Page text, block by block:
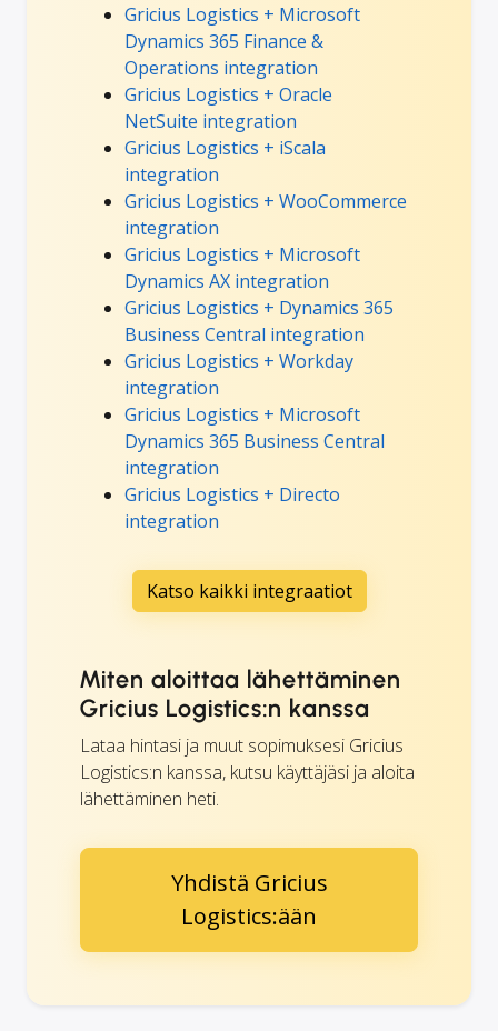
Gricius Logistics + Microsoft
Dynamics 365 Finance &
Operations integration
Gricius Logistics + Oracle
NetSuite integration
Gricius Logistics + iScala
integration
Gricius Logistics + WooCommerce
integration
Gricius Logistics + Microsoft
Dynamics AX integration
Gricius Logistics + Dynamics 365
Business Central integration
Gricius Logistics + Workday
integration
Gricius Logistics + Microsoft
Dynamics 365 Business Central
integration
Gricius Logistics + Directo
integration
Katso kaikki integraatiot
Miten aloittaa lähettäminen
Gricius Logistics:n kanssa
Lataa hintasi ja muut sopimuksesi Gricius
Logistics:n kanssa, kutsu käyttäjäsi ja aloita
lähettäminen heti.
Yhdistä Gricius
Logistics:ään